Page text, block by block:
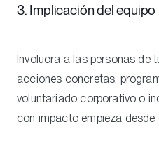
3. Implicación del equipo
Involucra a las personas de
acciones concretas:
voluntariado corporativo o
con impacto empieza desde